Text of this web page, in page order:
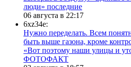
люди» последние
06 августа в 22:17
6xz34e:
Нужно переделать. Всем
быть выше газона, кроме
«Вот поэтому наши улицы и
ФОТОФАКТ